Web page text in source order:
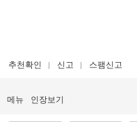
추천확인 신고 스팸신고
메뉴 인장보기